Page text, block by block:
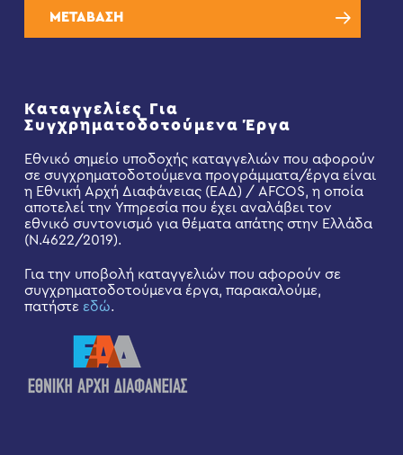
ΜΕΤΑΒΑΣΗ
Καταγγελίες Για
Συγχρηματοδοτούμενα Έργα
Εθνικό σημείο υποδοχής καταγγελιών που αφορούν
σε συγχρηματοδοτούμενα προγράμματα/έργα είναι
η Εθνική Αρχή Διαφάνειας (ΕΑΔ) / AFCOS, η οποία
αποτελεί την Υπηρεσία που έχει αναλάβει τον
εθνικό συντονισμό για θέματα απάτης στην Ελλάδα
(Ν.4622/2019).
Για την υποβολή καταγγελιών που αφορούν σε
συγχρηματοδοτούμενα έργα, παρακαλούμε,
πατήστε εδώ.